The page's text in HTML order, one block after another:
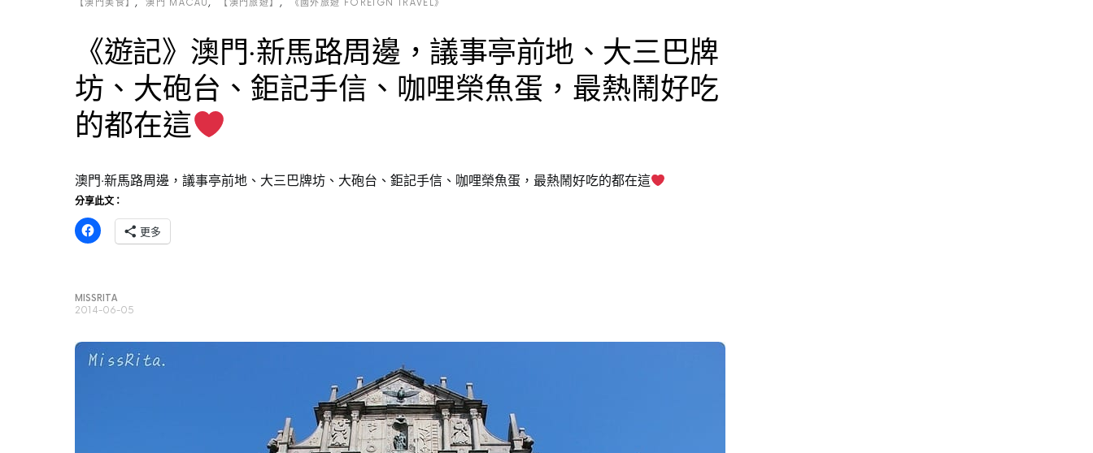
【澳門美食】 澳門 MACAU 【澳門旅遊】 《國外旅遊 FOREIGN TRAVEL》
《遊記》澳門‧新馬路周邊，議事亭前地、大三巴牌
坊、大砲台、鉅記手信、咖哩榮魚蛋，最熱鬧好吃
的都在這
澳門‧新馬路周邊，議事亭前地、大三巴牌坊、大砲台、鉅記手信、咖哩榮魚蛋，最熱鬧好吃的都在這
分享此文：
更多
MISSRITA
2014-06-05